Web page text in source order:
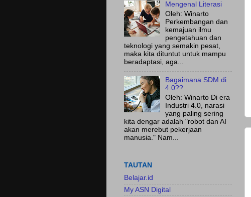
Mengenal Literasi
Oleh: Winarto
Perkembangan dan
kemajuan ilmu
pengetahuan dan
teknologi yang semakin pesat,
maka kita dituntut untuk mampu
beradaptasi, aga...
Bagaimana SDM di
4.0??
Oleh: Winarto Di era
Industri 4.0, narasi
yang paling sering
kita dengar adalah "robot dan AI
akan merebut pekerjaan
manusia." Nam...
TAUTAN
Belajar.id
My ASN Digital